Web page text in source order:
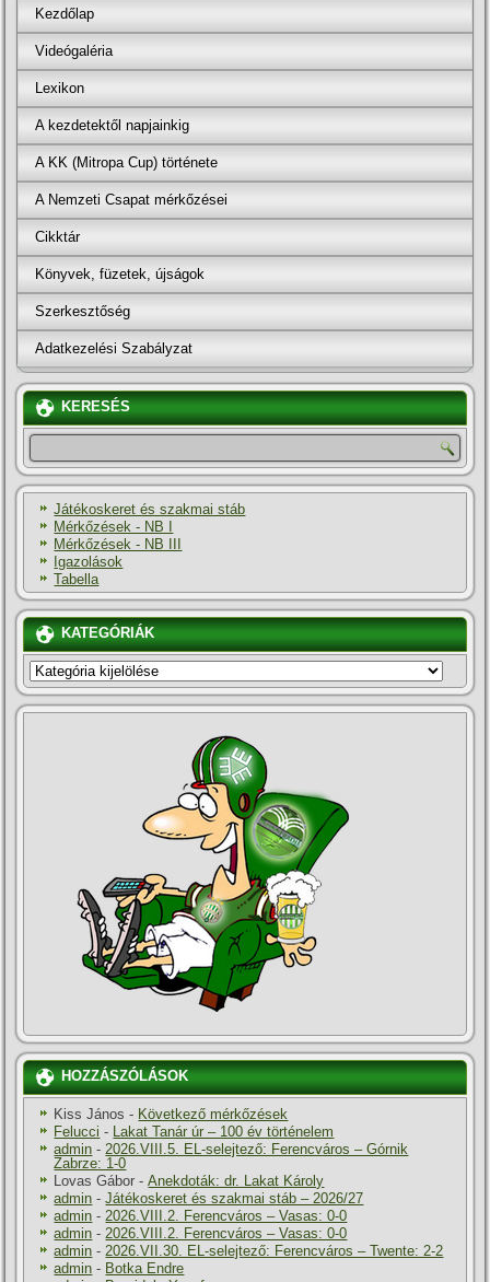
Kezdőlap
Videógaléria
Lexikon
A kezdetektől napjainkig
A KK (Mitropa Cup) története
A Nemzeti Csapat mérkőzései
Cikktár
Könyvek, füzetek, újságok
Szerkesztőség
Adatkezelési Szabályzat
KERESÉS
Játékoskeret és szakmai stáb
Mérkőzések - NB I
Mérkőzések - NB III
Igazolások
Tabella
KATEGÓRIÁK
KATEGÓRIÁK
HOZZÁSZÓLÁSOK
Kiss János - Következő mérkőzések
Felucci - Lakat Tanár úr – 100 év történelem
admin - 2026.VIII.5. EL-selejtező: Ferencváros – Górnik
Zabrze: 1-0
Lovas Gábor -Anekdoták: dr. Lakat Károly
admin -Játékoskeret és szakmai stáb – 2026/27
admin - 2026.VIII.2. Ferencváros – Vasas: 0-0
admin - 2026.VIII.2. Ferencváros – Vasas: 0-0
admin - 2026.VII.30. EL-selejtező: Ferencváros – Twente: 2-2
admin - Botka Endre